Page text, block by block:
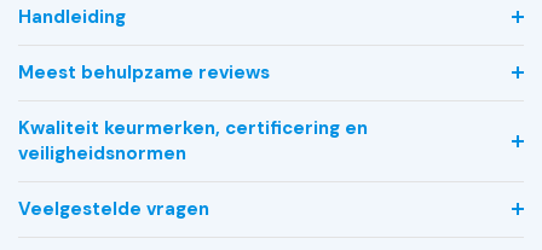
Handleiding
Meest behulpzame reviews
Kwaliteit keurmerken, certificering en
veiligheidsnormen
Veelgestelde vragen